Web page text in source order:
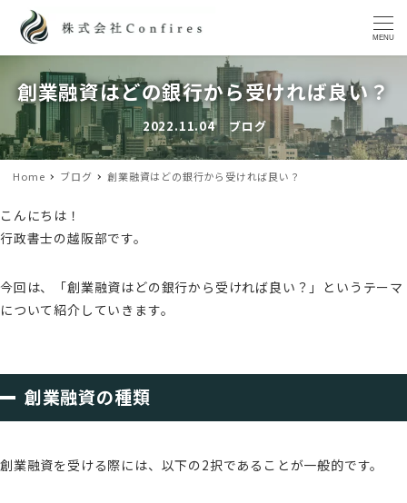
MENU
創業融資はどの銀行から受ければ良い？
投稿日
2022.11.04
カテゴリー
ブログ
Home ブログ 創業融資はどの銀行から受ければ良い？
こんにちは！
行政書士の越阪部です。
今回は、「創業融資はどの銀行から受ければ良い？」というテーマ
について紹介していきます。
創業融資の種類
創業融資を受ける際には、以下の2択であることが一般的です。